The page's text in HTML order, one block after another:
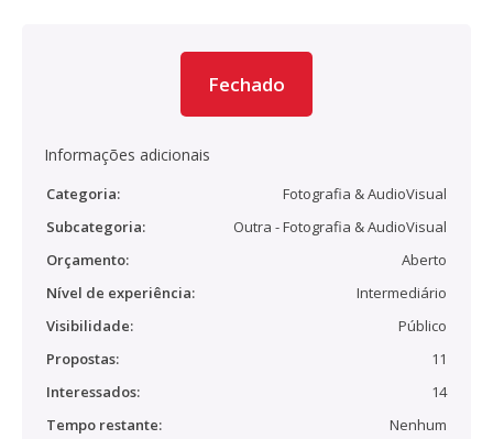
Fechado
Informações adicionais
Categoria:
Fotografia & AudioVisual
Subcategoria:
Outra - Fotografia & AudioVisual
Orçamento:
Aberto
Nível de experiência:
Intermediário
Visibilidade:
Público
Propostas:
11
Interessados:
14
Tempo restante:
Nenhum